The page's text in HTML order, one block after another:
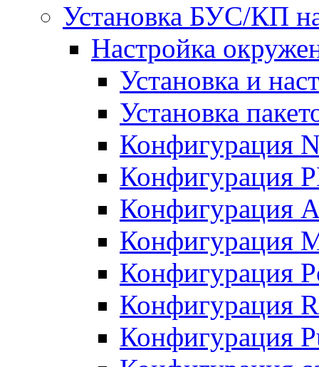
Установка БУС/КП
Настройка
Установка и
Установка
Конфигурация
Конфигурация
Конфигурация
Конфигурация
Конфигурация
Конфигурация
Конфигурация